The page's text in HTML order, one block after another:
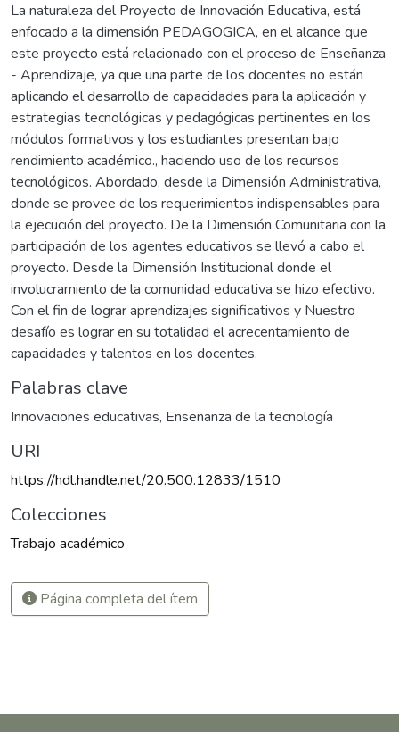
La naturaleza del Proyecto de Innovación Educativa, está
enfocado a la dimensión PEDAGOGICA, en el alcance que
este proyecto está relacionado con el proceso de Enseñanza
- Aprendizaje, ya que una parte de los docentes no están
aplicando el desarrollo de capacidades para la aplicación y
estrategias tecnológicas y pedagógicas pertinentes en los
módulos formativos y los estudiantes presentan bajo
rendimiento académico., haciendo uso de los recursos
tecnológicos. Abordado, desde la Dimensión Administrativa,
donde se provee de los requerimientos indispensables para
la ejecución del proyecto. De la Dimensión Comunitaria con la
participación de los agentes educativos se llevó a cabo el
proyecto. Desde la Dimensión Institucional donde el
involucramiento de la comunidad educativa se hizo efectivo.
Con el fin de lograr aprendizajes significativos y Nuestro
desafío es lograr en su totalidad el acrecentamiento de
capacidades y talentos en los docentes.
Palabras clave
Innovaciones educativas, Enseñanza de la tecnología
URI
https://hdl.handle.net/20.500.12833/1510
Colecciones
Trabajo académico
Página completa del ítem